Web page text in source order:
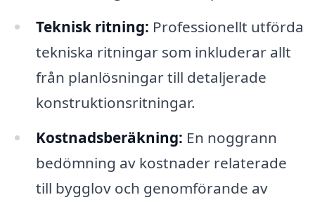
Teknisk ritning: Professionellt utförda
tekniska ritningar som inkluderar allt
från planlösningar till detaljerade
konstruktionsritningar.
Kostnadsberäkning: En noggrann
bedömning av kostnader relaterade
till bygglov och genomförande av